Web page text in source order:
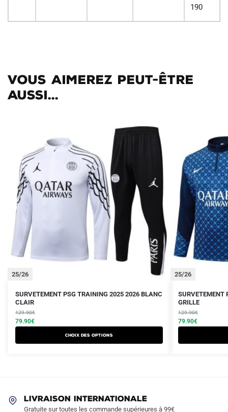
190
Vous aimerez peut-être
aussi...
25/26
SURVETEMENT PSG TRAINING 2025 2026 BLANC
CLAIR
129.90€
Le
prix
initial
était :
79.90€
Le
prix
actuel
est :
Choix des options
Ce
produit
a
plusieurs
variations.
choisies
25/26
SURVETEMENT
GRILLE
129.90€
Le
prix
initial
était :
79.90€
Le
prix
actuel
est :
Ce
produit
a
plusieurs
variations.
LIVRAISON INTERNATIONALE
Gratuite sur toutes les commande supérieures à 99€